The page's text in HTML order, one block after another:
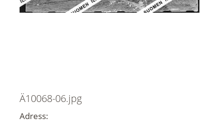
Ä10068-06.jpg
Adress: